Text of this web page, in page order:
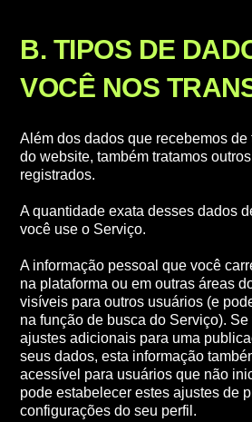
B. TIPOS DE
VOCÊ NOS
Além dos dados que recebemos
do website, também tratamos
registrados.
A quantidade exata desses dados
você use o Serviço.
A informação pessoal que você
na plataforma ou em outras áreas
visíveis para outros usuários (e
na função de busca do Serviço).
ajustes adicionais para uma
seus dados, esta informação
acessível para usuários que não
pode estabelecer estes ajustes de
configurações do seu perfil.